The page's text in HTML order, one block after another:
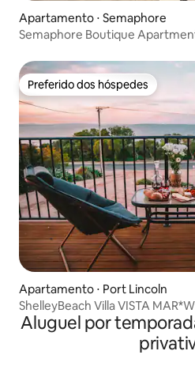
Apartamento ⋅ Semaphore
Semaphore Boutique
Preferido dos hóspedes
Preferido dos hóspedes
Apartamento ⋅ Port Lincoln
ShelleyBeach Villa VISTA MAR*WIFI SEM TAXA DE
LIMPEZA
Aluguel por